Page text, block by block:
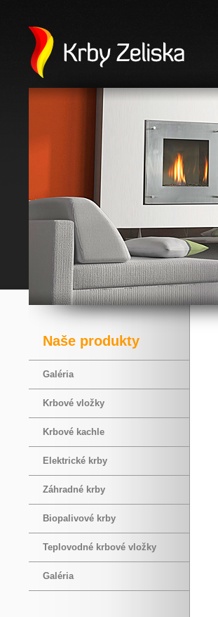
Naše produkty
Galéria
Krbové vložky
Krbové kachle
Elektrické krby
Záhradné krby
Biopalivové krby
Teplovodné krbové vložky
Galéria